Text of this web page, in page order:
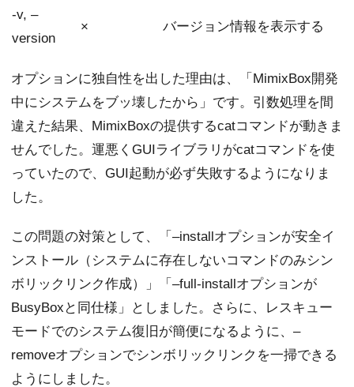
-v, –
version
× バージョン情報を表示する
オプションに独自性を出した理由は、「MimixBox開発
中にシステムをブッ壊したから」です。引数処理を間
違えた結果、MimixBoxの提供するcatコマンドが動きま
せんでした。運悪くGUIライブラリがcatコマンドを使
っていたので、GUI起動が必ず失敗するようになりま
した。
この問題の対策として、「–installオプションが安全イ
ンストール（システムに存在しないコマンドのみシン
ボリックリンク作成）」「–full-installオプションが
BusyBoxと同仕様」としました。さらに、レスキュー
モードでのシステム復旧が簡便になるように、–
removeオプションでシンボリックリンクを一掃できる
ようにしました。